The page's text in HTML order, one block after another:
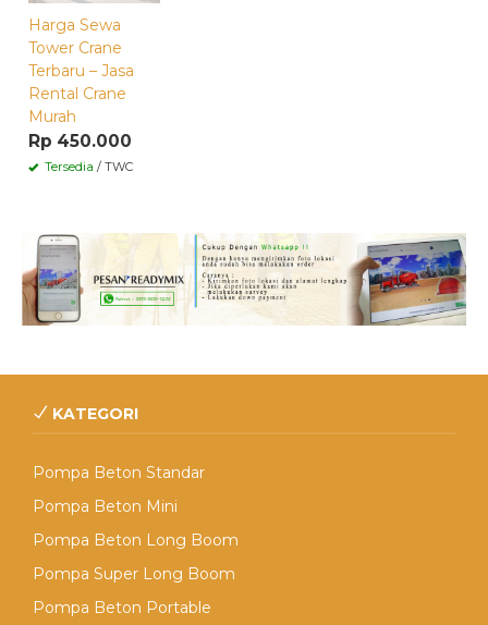
Harga Sewa
Tower Crane
Terbaru – Jasa
Rental Crane
Murah
Rp 450.000
Tersedia / TWC
KATEGORI
Pompa Beton Standar
Pompa Beton Mini
Pompa Beton Long Boom
Pompa Super Long Boom
Pompa Beton Portable